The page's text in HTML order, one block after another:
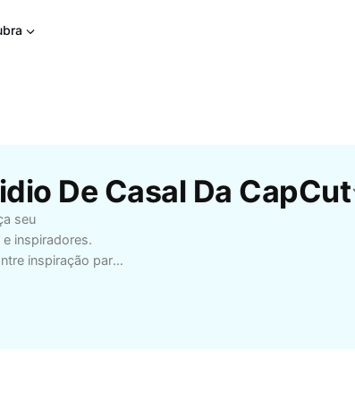
De Casal Da CapCut
seu
inspiradores.
inspiração para
oferece uma
amorosos